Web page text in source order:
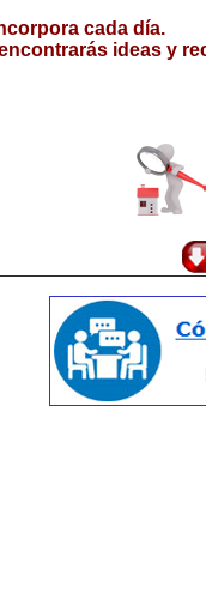
cada día.
ideas y